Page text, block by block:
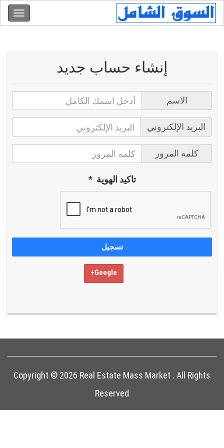
إنشاء حساب جديد
الاسم
البريد الإلكتروني
كلمه المرور
تاكيد الهوية *
Google+
Copyright © 2026 Real Estate Mass Market . All Rights
Reserved